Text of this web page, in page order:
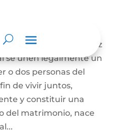
celebrado ante juez
se unen legalmente un
o dos personas del
de vivir juntos,
y constituir una
del matrimonio, nace